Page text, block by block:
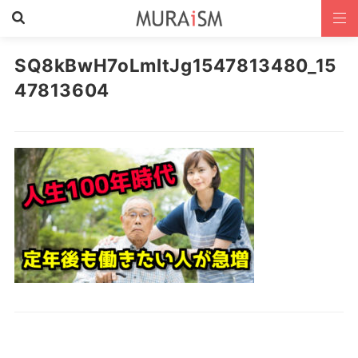
SQ8kBwH7oLmltJg1547813480_15
47813604